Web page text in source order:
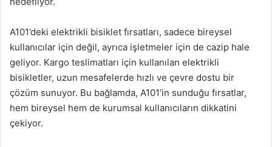
A101’deki elektrikli bisiklet fırsatları, sadece bireysel
kullanıcılar için değil, ayrıca işletmeler için de cazip hale
geliyor. Kargo teslimatları için kullanılan elektrikli
bisikletler, uzun mesafelerde hızlı ve çevre dostu bir
çözüm sunuyor. Bu bağlamda, A101’in sunduğu fırsatlar,
hem bireysel hem de kurumsal kullanıcıların dikkatini
çekiyor.